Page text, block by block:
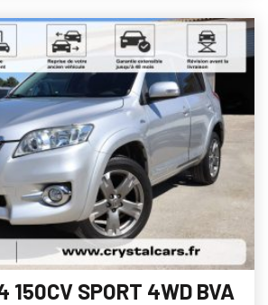
150CV SPORT 4WD BVA